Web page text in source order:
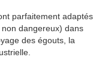
parfaitement adaptés
dangereux) dans
des égouts, la